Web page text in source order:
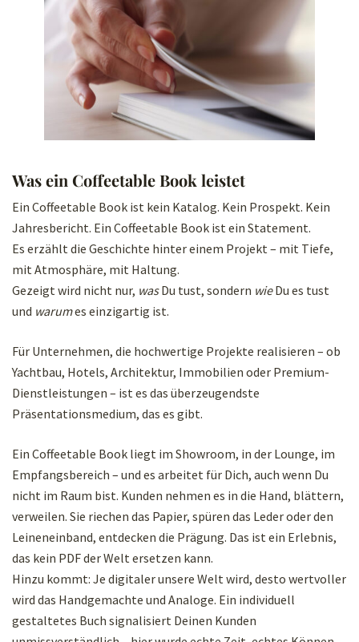
Was ein Coffeetable Book leistet
Ein Coffeetable Book ist kein Katalog. Kein Prospekt. Kein
Jahresbericht. Ein Coffeetable Book ist ein Statement.
Es erzählt die Geschichte hinter einem Projekt – mit Tiefe,
mit Atmosphäre, mit Haltung.
Gezeigt wird nicht nur, wasDu tust, sondern wieDu es tust
und warumes einzigartig ist.
Für Unternehmen, die hochwertige Projekte realisieren – ob
Yachtbau, Hotels, Architektur, Immobilien oder Premium-
Dienstleistungen – ist es das überzeugendste
Präsentationsmedium, das es gibt.
Ein Coffeetable Book liegt im Showroom, in der Lounge, im
Empfangsbereich – und es arbeitet für Dich, auch wenn Du
nicht im Raum bist. Kunden nehmen es in die Hand, blättern,
verweilen. Sie riechen das Papier, spüren das Leder oder den
Leineneinband, entdecken die Prägung. Das ist ein Erlebnis,
das kein PDF der Welt ersetzen kann.
Hinzu kommt: Je digitaler unsere Welt wird, desto wertvoller
wird das Handgemachte und Analoge. Ein individuell
gestaltetes Buch signalisiert Deinen Kunden